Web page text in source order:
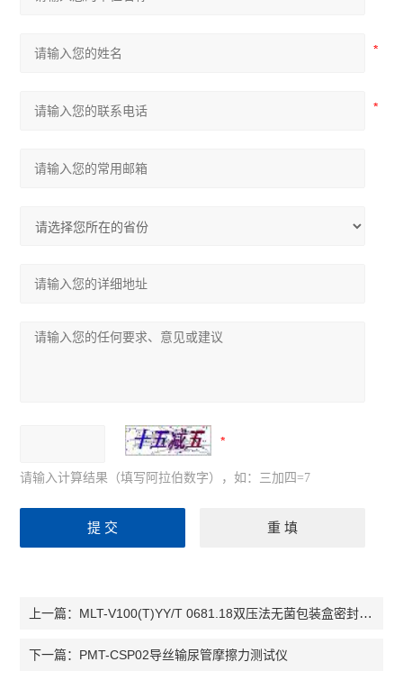
请输入计算结果（填写阿拉伯数字），如：三加四=7
上一篇： MLT-V100(T)YY/T 0681.18双压法无菌包装盒密封性测试仪
下一篇： PMT-CSP02导丝输尿管摩擦力测试仪